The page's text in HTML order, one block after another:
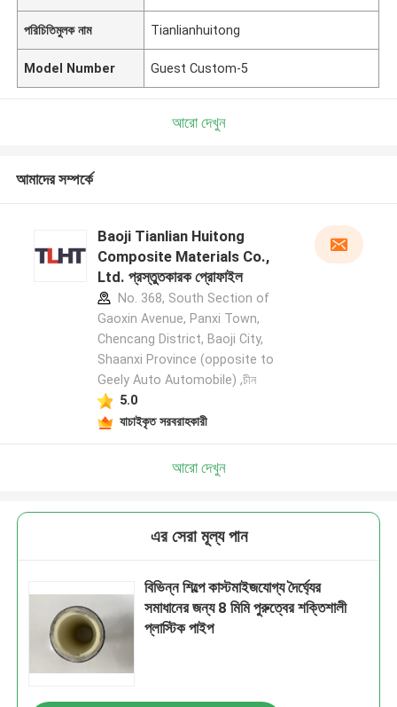
পরিচিতিমুলক নাম Tianlianhuitong
Model Number Guest Custom-5
আরো দেখুন
আমাদের সম্পর্কে
Baoji Tianlian Huitong
Composite Materials Co.,
Ltd. প্রস্তুতকারক প্রোফাইল
No. 368, South Section of
Gaoxin Avenue, Panxi Town,
Chencang District, Baoji City,
Shaanxi Province (opposite to
Geely Auto Automobile) ,চীন
5.0
যাচাইকৃত সরবরাহকারী
আরো দেখুন
এর সেরা মূল্য পান
বিভিন্ন শিল্পে কাস্টমাইজযোগ্য দৈর্ঘ্যের
সমাধানের জন্য 8 মিমি পুরুত্বের শক্তিশালী
প্লাস্টিক পাইপ